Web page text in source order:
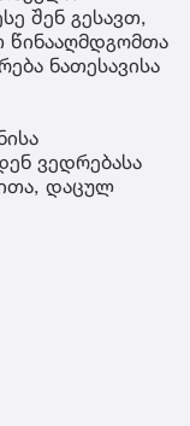
შენ გესავთ,
წინააღმდგომთა
ნათესავისა
ვედრებასა
დაცულ